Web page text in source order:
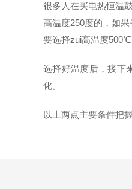
很多人在买电热恒温
高温度250度的，如
要选择zui高温度500℃
选择好温度后，接下
化。
以上两点主要条件把